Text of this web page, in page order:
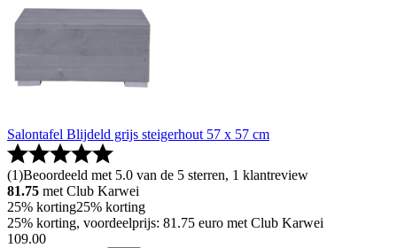
Salontafel Blijdeld grijs steigerhout 57 x 57 cm
(1)Beoordeeld met 5.0 van de 5 sterren, 1 klantreview
81.75 met Club Karwei
25% korting25% korting
25% korting, voordeelprijs: 81.75 euro met Club Karwei
109.00